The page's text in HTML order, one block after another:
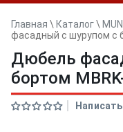
Главная \ Каталог\
фасадный с шурупом с
Дюбель
бортом